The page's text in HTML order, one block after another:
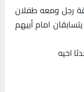
بين الأزقة رجل ومعه طفلان
امام أبيهم